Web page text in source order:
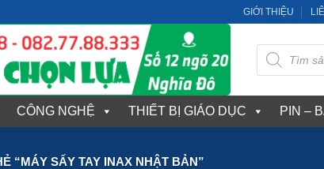
GIỚI THIỆU
Tìm
kiếm
sản
phẩm
CÔNG NGHỆ THIẾT BỊ GIÁO DỤC PIN –
“MÁY SẤY TAY INAX NHẬT BẢN”